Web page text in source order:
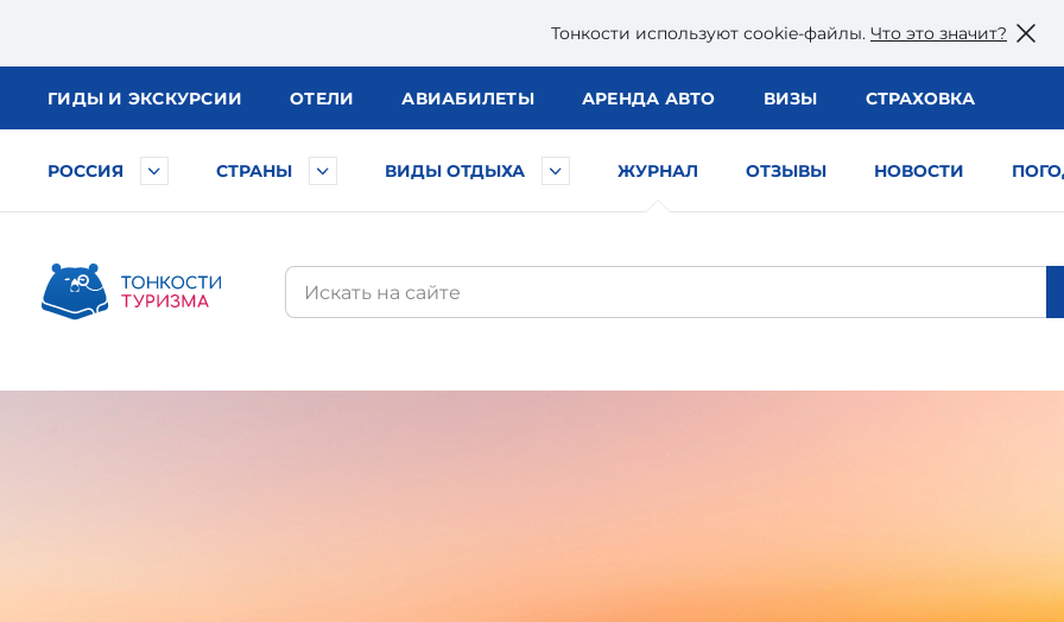
Тонкости используют сookie-файлы. Что это значит?
ГИДЫ И ЭКСКУРСИИ ОТЕЛИ АВИАБИЛЕТЫ АРЕНДА АВТО ВИЗЫ СТРАХОВКА
РОССИЯ СТРАНЫ ВИДЫ ОТДЫХА ЖУРНАЛ ОТЗЫВЫ НОВОСТИ